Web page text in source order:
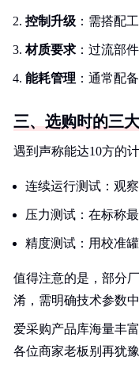
控制升级 ：需搭配
材质要求 ：过流部
能耗管理 ：通常配
三、选购时的三
遇到声称能达10方的
连续运行测试：观
压力测试：在标称
精度测试：用校准
值得注意的是，部分
淆，需明确技术参数
爱采购产品库海量丰
各位商家老板别再犹